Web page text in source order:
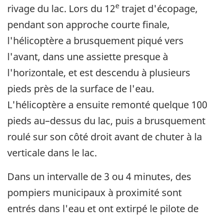
rivage du lac. Lors du 12e trajet d'écopage,
pendant son approche courte finale,
l'hélicoptère a brusquement piqué vers
l'avant, dans une assiette presque à
l'horizontale, et est descendu à plusieurs
pieds près de la surface de l'eau.
L'hélicoptère a ensuite remonté quelque 100
pieds au–dessus du lac, puis a brusquement
roulé sur son côté droit avant de chuter à la
verticale dans le lac.
Dans un intervalle de 3 ou 4 minutes, des
pompiers municipaux à proximité sont
entrés dans l'eau et ont extirpé le pilote de